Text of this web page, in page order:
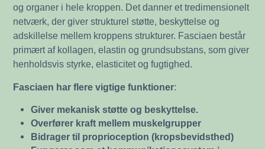
og organer i hele kroppen. Det danner et tredimensionelt
netværk, der giver strukturel støtte, beskyttelse og
adskillelse mellem kroppens strukturer. Fasciaen består
primært af kollagen, elastin og grundsubstans, som giver
henholdsvis styrke, elasticitet og fugtighed.
Fasciaen har flere vigtige funktioner:
Giver mekanisk støtte og beskyttelse.
Overfører kraft mellem muskelgrupper
Bidrager til proprioception (kropsbevidsthed)